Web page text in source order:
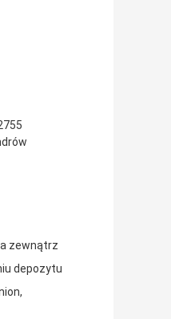
zewnątrz
depozytu